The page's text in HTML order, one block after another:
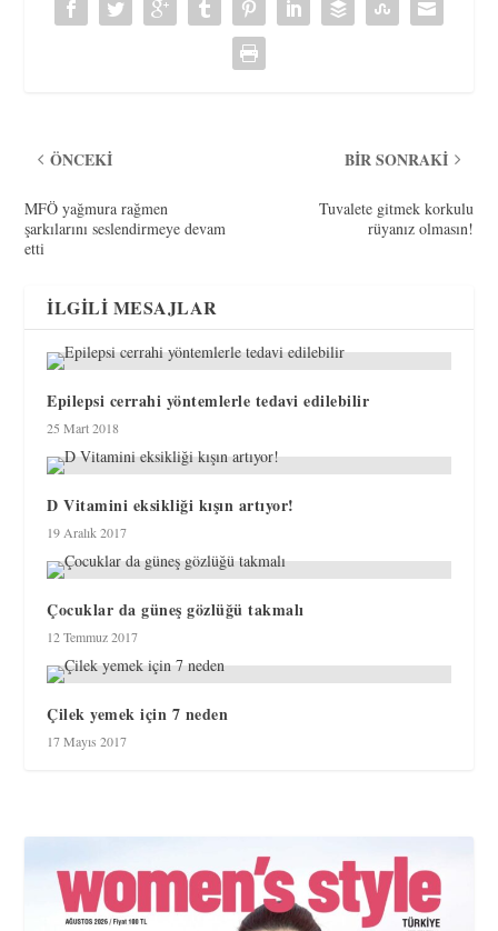
ÖNCEKI
MFÖ yağmura rağmen
şarkılarını seslendirmeye devam
etti
BIR SONRAKI
Tuvalete gitmek korkulu
rüyanız olmasın!
İLGILI MESAJLAR
Epilepsi cerrahi yöntemlerle tedavi edilebilir
25 Mart 2018
D Vitamini eksikliği kışın artıyor!
19 Aralık 2017
Çocuklar da güneş gözlüğü takmalı
12 Temmuz 2017
Çilek yemek için 7 neden
17 Mayıs 2017